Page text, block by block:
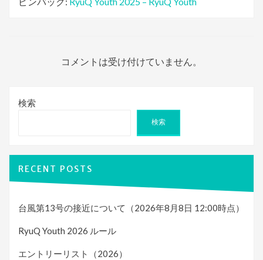
コメントは受け付けていません。
検索
検索
RECENT POSTS
台風第13号の接近について（2026年8月8日 12:00時点）
RyuQ Youth 2026 ルール
エントリーリスト（2026）